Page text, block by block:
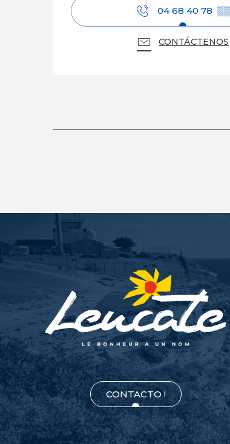
04 68 40 78 ▒▒
CONTÁCTENOS
CONTACTO !